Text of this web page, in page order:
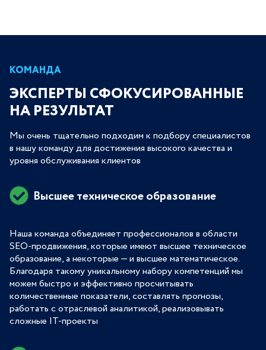
КОМАНДА
ЭКСПЕРТЫ СФОКУСИРОВАННЫЕ
НА РЕЗУЛЬТАТ
Мы очень тщательно подходим к подбору специалистов
в нашу команду для достижения высокого качества и
уровня обслуживания клиентов
Высшее техническое образование
Наша команда объединяет профессионалов в области
SEO-продвижения, которые имеют высшее техническое
образование, а некоторые — и высшее математическое.
Благодаря такому уникальному набору компетенций мы
можем быстро и эффективно просчитывать
количественные показатели, составлять прогнозы,
работать с отраслевой аналитикой, реализовывать
сложные IT-проекты